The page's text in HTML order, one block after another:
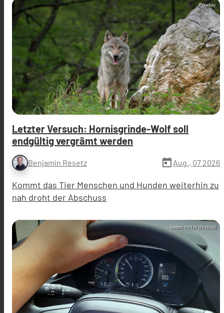
Pixabay
Letzter Versuch: Hornisgrinde-Wolf soll
endgültig vergrämt werden
Benjamin Resetz today Aug., 07 2026
Kommt das Tier Menschen und Hunden weiterhin zu
nah droht der Abschuss
baden.fm (Archivbild)